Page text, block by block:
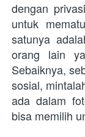
dengan
untuk
satunya
orang lain
Sebaiknya,
sosial,
ada dalam
bisa memilih